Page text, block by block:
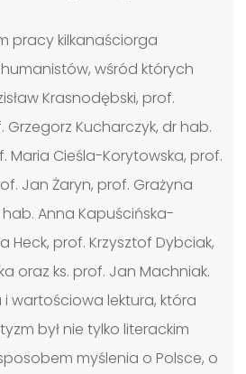
pracy kilkanaściorga
wśród których
Krasnodębski, prof.
Grzegorz Kucharczyk, dr hab.
Maria Cieśla-Korytowska, prof.
Jan Żaryn, prof. Grażyna
hab. Anna Kapuścińska-
Heck, prof. Krzysztof Dybciak,
oraz ks. prof. Jan Machniak.
i wartościowa lektura, która
był nie tylko literackim
myślenia o Polsce, o